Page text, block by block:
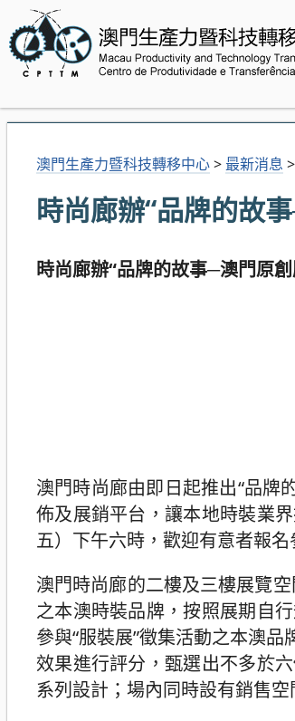
澳門生產力暨科技轉移中心> 最新消息 >
時尚廊辦“品牌的故
時尚廊辦“品牌的故事─澳門原
澳門時尚廊由即日起推出“品牌
佈及展銷平台，讓本地時裝業
五）下午六時，歡迎有意者報名
澳門時尚廊的二樓及三樓展覽
之本澳時裝品牌，按照展期自
參與“服裝展”徵集活動之本澳
效果進行評分，甄選出不多於
系列設計；場內同時設有銷售